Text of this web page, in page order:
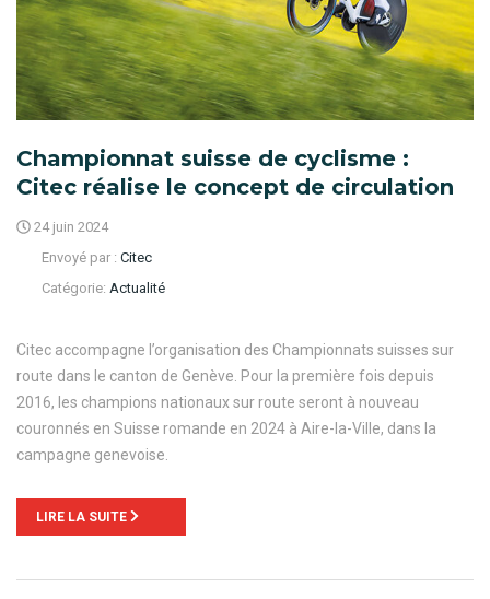
Championnat suisse de cyclisme :
Citec réalise le concept de circulation
24 juin 2024
Envoyé par : Citec
Catégorie: Actualité
Citec accompagne l’organisation des Championnats suisses sur
route dans le canton de Genève. Pour la première fois depuis
2016, les champions nationaux sur route seront à nouveau
couronnés en Suisse romande en 2024 à Aire-la-Ville, dans la
campagne genevoise.
LIRE LA SUITE